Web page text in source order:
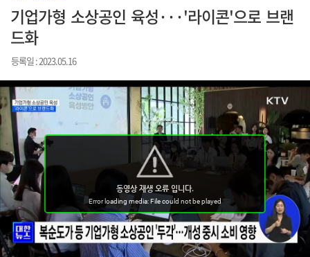
기업가형 소상공인 육성···'라이콘'으로 브랜
드화
등록일 : 2023.05.16